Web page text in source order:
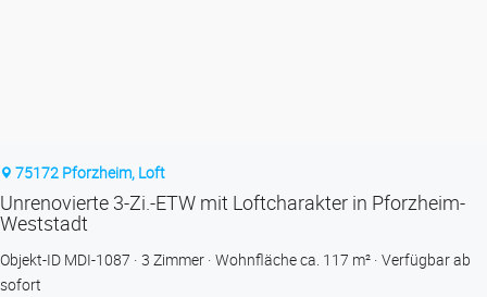
75172 Pforzheim, Loft
Unrenovierte 3-Zi.-ETW mit Loftcharakter in Pforzheim-
Weststadt
Objekt-ID MDI-1087 3 Zimmer Wohnfläche ca. 117 m² Verfügbar ab
sofort